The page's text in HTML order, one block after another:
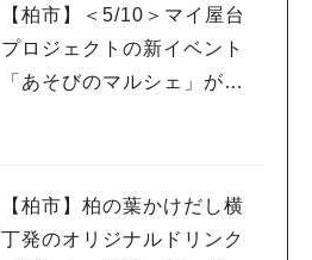
【柏市】＜5/10＞マイ屋台
プロジェクトの新イベント
「あそびのマルシェ」が登
【柏市】柏の葉かけだし横
丁発のオリジナルドリンク